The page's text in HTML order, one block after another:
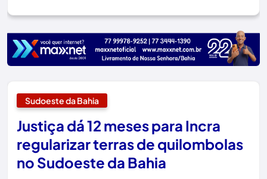
Sudoeste da Bahia
Justiça dá 12 meses para Incra
regularizar terras de quilombolas
no Sudoeste da Bahia